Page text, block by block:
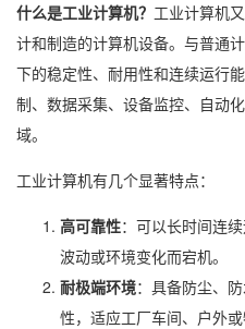
什么是工业计算机？ 工业计算机
计和制造的计算机设备。与普通
下的稳定性、耐用性和连续运行
制、数据采集、设备监控、自动
域。
工业计算机有几个显著特点：
高可靠性：可以长时间连
波动或环境变化而宕机。
耐极端环境：具备防尘、
性，适应工厂车间、户外或